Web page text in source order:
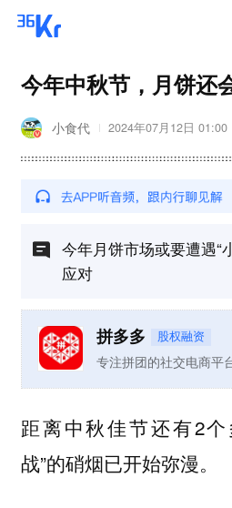
今年中秋节，月饼还
小食代 2024年07月12日 01:00
今年月饼市场或要遭遇“
应对
拼多多 股权融资
专注拼团的社交电商平
距离中秋佳节还有2
战”的硝烟已开始弥漫。